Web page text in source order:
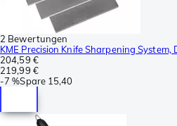
2 Bewertungen
KME Precision Knife Sharpening System,
204,59 €
219,99 €
-7 %Spare 15,40